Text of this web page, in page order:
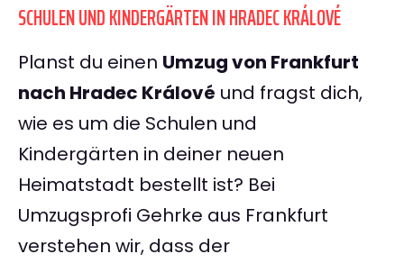
SCHULEN UND KINDERGÄRTEN IN HRADEC KRÁLOVÉ
Planst du einen Umzug von Frankfurt
nach Hradec Králové und fragst dich,
wie es um die Schulen und
Kindergärten in deiner neuen
Heimatstadt bestellt ist? Bei
Umzugsprofi Gehrke aus Frankfurt
verstehen wir, dass der